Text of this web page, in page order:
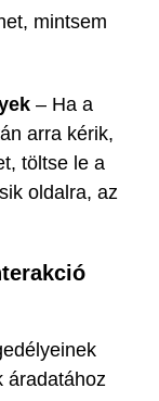
mintsem
– Ha a
arra kérik,
töltse le a
oldalra, az
áradatához